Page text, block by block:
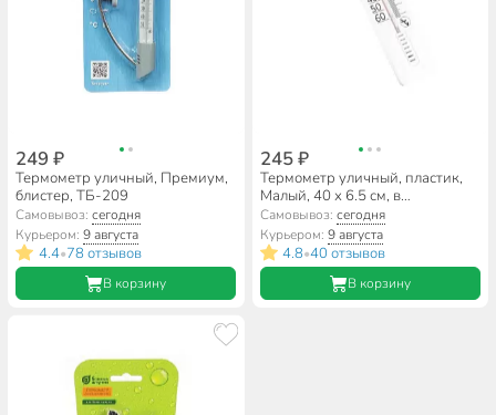
249 ₽
Термометр уличный, Премиум,
блистер, ТБ-209
Самовывоз:сегодня
Курьером:9 августа
4.4•78 отзывов
В корзину
245 ₽
Термометр уличный, пластик,
Малый, 40 х 6.5 см, в
ассортименте, малый, ТБ-45м
Самовывоз: сегодня
Курьером: 9 августа
4.8•40 отзывов
В корзину